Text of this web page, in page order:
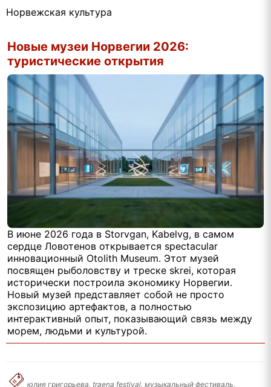
Норвежская культура
Новые музеи Норвегии 2026:
туристические открытия
В июне 2026 года в Storvgan, Kabelvg, в самом
сердце Ловотенов открывается spectacular
инновационный Otolith Museum. Этот музей
посвящен рыболовству и треске skrei, которая
исторически построила экономику Норвегии.
Новый музей представляет собой не просто
экспозицию артефактов, а полностью
интерактивный опыт, показывающий связь между
морем, людьми и культурой.
юлия григорьева, traena festival, музыкальный фестиваль,